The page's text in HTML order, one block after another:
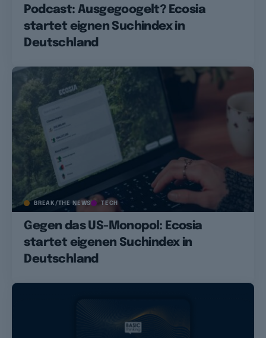
Podcast: Ausgegoogelt? Ecosia
startet eignen Suchindex in
Deutschland
BREAK/THE NEWS TECH
Gegen das US-Monopol: Ecosia
startet eigenen Suchindex in
Deutschland